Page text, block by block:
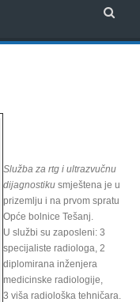
Služba za rtg i ultrazvučnu
dijagnostiku smještena je u
prizemlju i na prvom spratu
Opće bolnice Tešanj.
U službi su zaposleni: 3
specijaliste radiologa, 2
diplomirana inženjera
medicinske radiologije,
3 viša radiološka tehničara.